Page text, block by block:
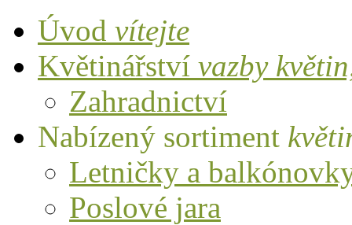
Úvod vítejte
Květinářství vazby
Zahradnictví
Nabízený sortiment
Letničky a
Poslové jara